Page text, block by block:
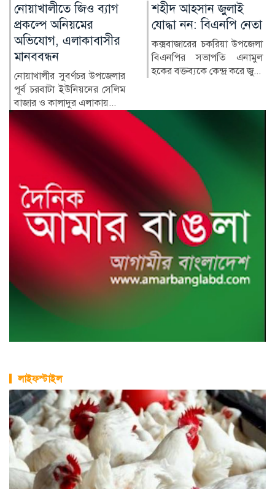
শহীদ আহসান জুলাই
যোদ্ধা নন: বিএনপি নেতা
কক্সবাজারের চকরিয়া উপজেলা
বিএনপির সভাপতি এনামুল
হকের বক্তব্যকে কেন্দ্র করে জু...
হাসিনা দিল্লিতে,
পরিবারের অন্য সদস্যরা
কে কোথায়?
সাবেক প্রধানমন্ত্রী শেখ হাসিনার
সরকারের পতনের পর তাঁর
লাইফস্টাইল